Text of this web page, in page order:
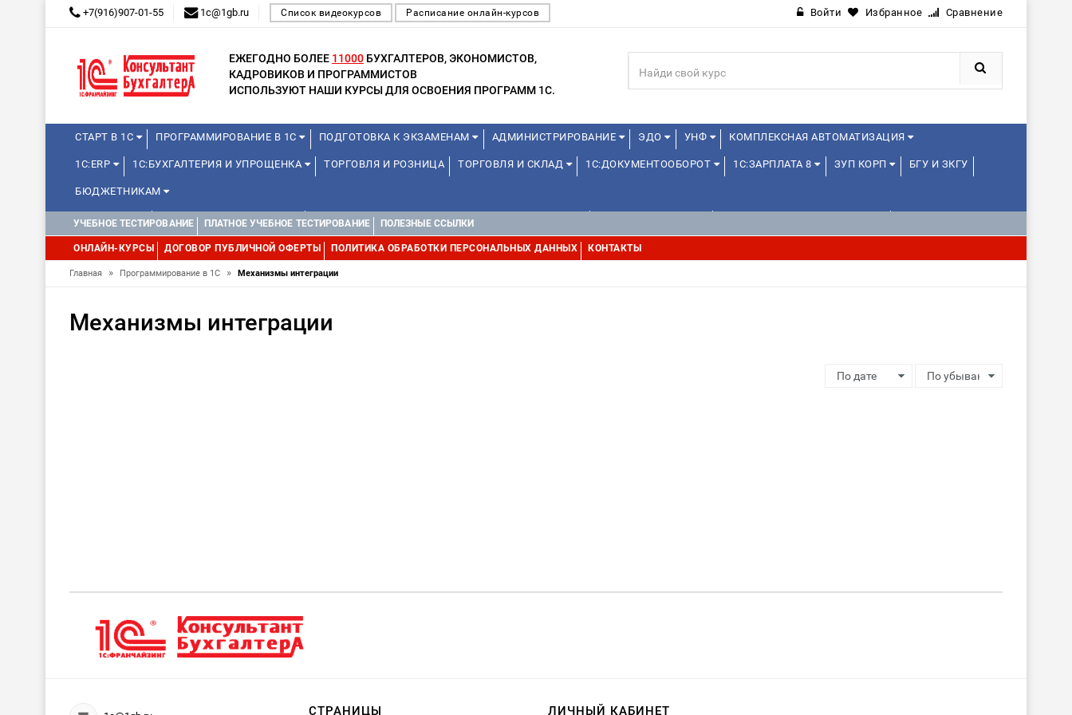
+7(916)907-01-55 1c@1gb.ru Список видеокурсов Расписание онлайн-курсов Войти Избранное Сравнение
ЕЖЕГОДНО БОЛЕЕ 11000 БУХГАЛТЕРОВ, ЭКОНОМИСТОВ,
КАДРОВИКОВ И ПРОГРАММИСТОВ
ИСПОЛЬЗУЮТ НАШИ КУРСЫ ДЛЯ ОСВОЕНИЯ ПРОГРАММ 1С.
СТАРТ В 1С ПРОГРАММИРОВАНИЕ В 1С ПОДГОТОВКА К ЭКЗАМЕНАМ АДМИНИСТРИРОВАНИЕ ЭДО УНФ КОМПЛЕКСНАЯ АВТОМАТИЗАЦИЯ
1С:ERP 1С:БУХГАЛТЕРИЯ И УПРОЩЕНКА ТОРГОВЛЯ И РОЗНИЦА ТОРГОВЛЯ И СКЛАД 1С:ДОКУМЕНТООБОРОТ 1С:ЗАРПЛАТА 8 ЗУП КОРП БГУ И ЗКГУ
БЮДЖЕТНИКАМ
МИНИ-КУРСЫ КУРСЫ ДЛЯ ШКОЛЬНИКОВ КУРСЫ ДЛЯ ПРЕПОДАВАТЕЛЕЙ ШКОЛЬНЫХ КУРСОВ
УПРАВЛЕНИЕ ПРОЕКТАМИ УПРАВЛЕНЦАМ МИНИ-КУРСЫ (ПРОФЕССИОНАЛЬНЫЕ ПРОБЫ) 4-6 ЧАСОВ ОТ 12 ЛЕТ
УЧЕБНОЕ ТЕСТИРОВАНИЕ ПЛАТНОЕ УЧЕБНОЕ ТЕСТИРОВАНИЕ ПОЛЕЗНЫЕ ССЫЛКИ
ОНЛАЙН-КУРСЫ ДОГОВОР ПУБЛИЧНОЙ ОФЕРТЫ ПОЛИТИКА ОБРАБОТКИ ПЕРСОНАЛЬНЫХ ДАННЫХ КОНТАКТЫ
Главная » Программирование в 1С » Механизмы интеграции
Механизмы интеграции
СТРАНИЦЫ ЛИЧНЫЙ КАБИНЕТ